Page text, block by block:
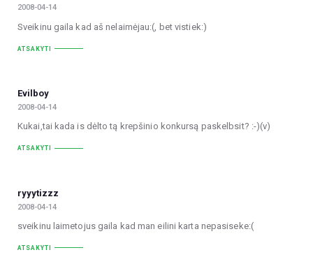
2008-04-14
Sveikinu gaila kad aš nelaimėjau:(, bet vistiek:)
ATSAKYTI
Evilboy
2008-04-14
Kukai,tai kada is dėlto tą krepšinio konkursą paskelbsit? :-)(v)
ATSAKYTI
ryyytizzz
2008-04-14
sveikinu laimetojus gaila kad man eilini karta nepasiseke:(
ATSAKYTI